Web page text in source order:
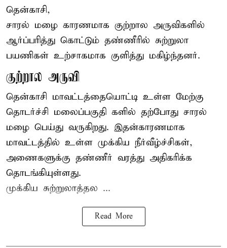
தென்காசி,
சாரல் மழை காரணமாக குற்றால அருவிகளில்
ஆர்ப்பரித்து கொட்டும் தண்ணீரில் சுற்றுலா
பயணிகள் உற்சாகமாக குளித்து மகிழ்ந்தனர்.
குற்றால அருவி
தென்காசி மாவட்டத்தையொட்டி உள்ள மேற்கு
தொடர்ச்சி மலைப்பகுதி களில் தற்போது சாரல்
மழை பெய்து வருகிறது. இதன்காரணமாக
மாவட்டத்தில் உள்ள முக்கிய நீர்வீழ்ச்சிகள்,
அணைகளுக்கு தண்ணீர் வரத்து அதிகரிக்க
தொடங்கியுள்ளது.
முக்கிய சுற்றுலாத்தல ...
Read More